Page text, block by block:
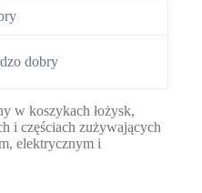
dobry
w koszykach łożysk,
i częściach zużywających
elektrycznym i